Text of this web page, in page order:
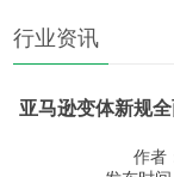
行业资讯
亚马逊变体新规
作者